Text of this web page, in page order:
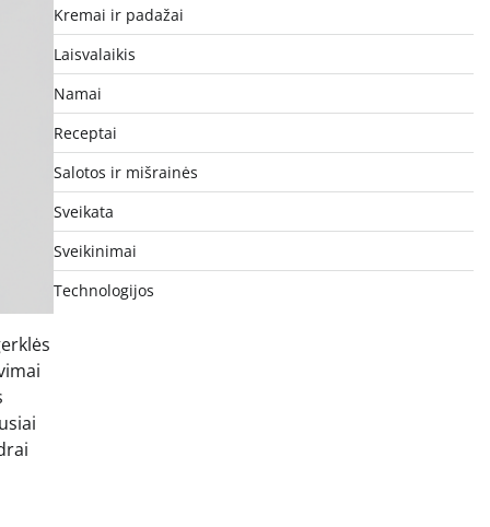
Kremai ir padažai
Laisvalaikis
Namai
Receptai
Salotos ir mišrainės
Sveikata
Sveikinimai
Technologijos